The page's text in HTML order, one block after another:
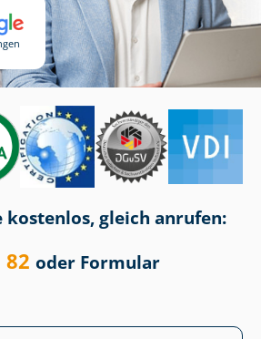
kostenlos, gleich anrufen:
82 oder Formular